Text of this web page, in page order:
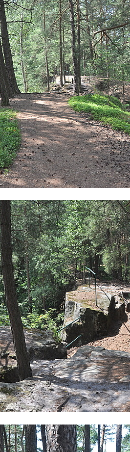
hřib
(vyhlídka)
v Oybině
Neuer Wildenstein
Švýcarsko)
u Ostrova
horolezeckého
říše u Ostrova
stěnách
v Tiských
potoka v
údolí
údolí
Slunečná
na Naučné